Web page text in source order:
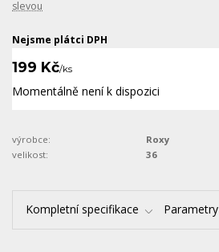
slevou
Nejsme plátci DPH
199 Kč/ks
Momentálně není k dispozici
výrobce:
Roxy
velikost:
36
Kompletní specifikace Parametry